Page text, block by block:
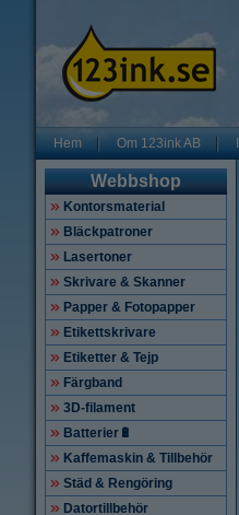
Hem Om 123ink AB
Webbshop
Kontorsmaterial
Bläckpatroner
Lasertoner
Skrivare & Skanner
Papper & Fotopapper
Etikettskrivare
Etiketter & Tejp
Färgband
3D-filament
Batterier🔋
Kaffemaskin & Tillbehör
Städ & Rengöring
Datortillbehör